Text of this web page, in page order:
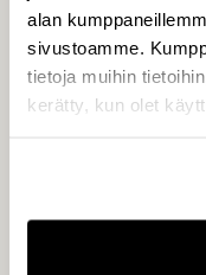
alan
sivustoamme.
tietoja muihin
kerätty, kun olet
asiantuntija, joka
euron pääomia.
listaamattomalla